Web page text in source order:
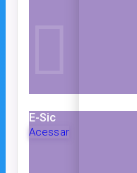
E-Sic
Acessar